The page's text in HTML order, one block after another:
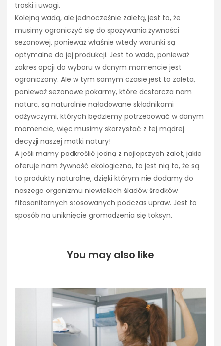
troski i uwagi.
Kolejną wadą, ale jednocześnie zaletą, jest to, że
musimy ograniczyć się do spożywania żywności
sezonowej, ponieważ właśnie wtedy warunki są
optymalne do jej produkcji. Jest to wada, ponieważ
zakres opcji do wyboru w danym momencie jest
ograniczony. Ale w tym samym czasie jest to zaleta,
ponieważ sezonowe pokarmy, które dostarcza nam
natura, są naturalnie naładowane składnikami
odżywczymi, których będziemy potrzebować w danym
momencie, więc musimy skorzystać z tej mądrej
decyzji naszej matki natury!
A jeśli mamy podkreślić jedną z najlepszych zalet, jakie
oferuje nam żywność ekologiczna, to jest nią to, że są
to produkty naturalne, dzięki którym nie dodamy do
naszego organizmu niewielkich śladów środków
fitosanitarnych stosowanych podczas upraw. Jest to
sposób na uniknięcie gromadzenia się toksyn.
You may also like